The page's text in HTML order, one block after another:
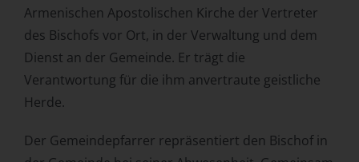
Armenischen Apostolischen Kirche der Vertreter
des Bischofs vor Ort, in der Verwaltung und dem
Dienst an der Gemeinde. Er trägt die
Verantwortung für die ihm anvertraute geistliche
Herde.
Der Gemeindepfarrer repräsentiert den Bischof in